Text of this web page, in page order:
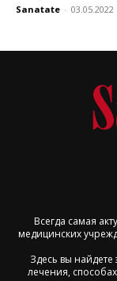
Sanatate - 03.05.2022
Всегда самая
медицинских
Здесь вы найдете
лечения,